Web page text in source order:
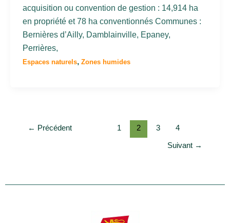
acquisition ou convention de gestion : 14,914 ha
en propriété et 78 ha conventionnés Communes :
Bernières d’Ailly, Damblainville, Epaney,
Perrières,
Espaces naturels, Zones humides
← Précédent 1 2 3 4
Suivant →